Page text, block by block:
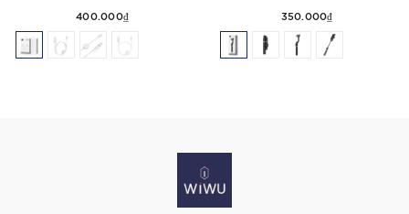
400.000₫ 350.000₫